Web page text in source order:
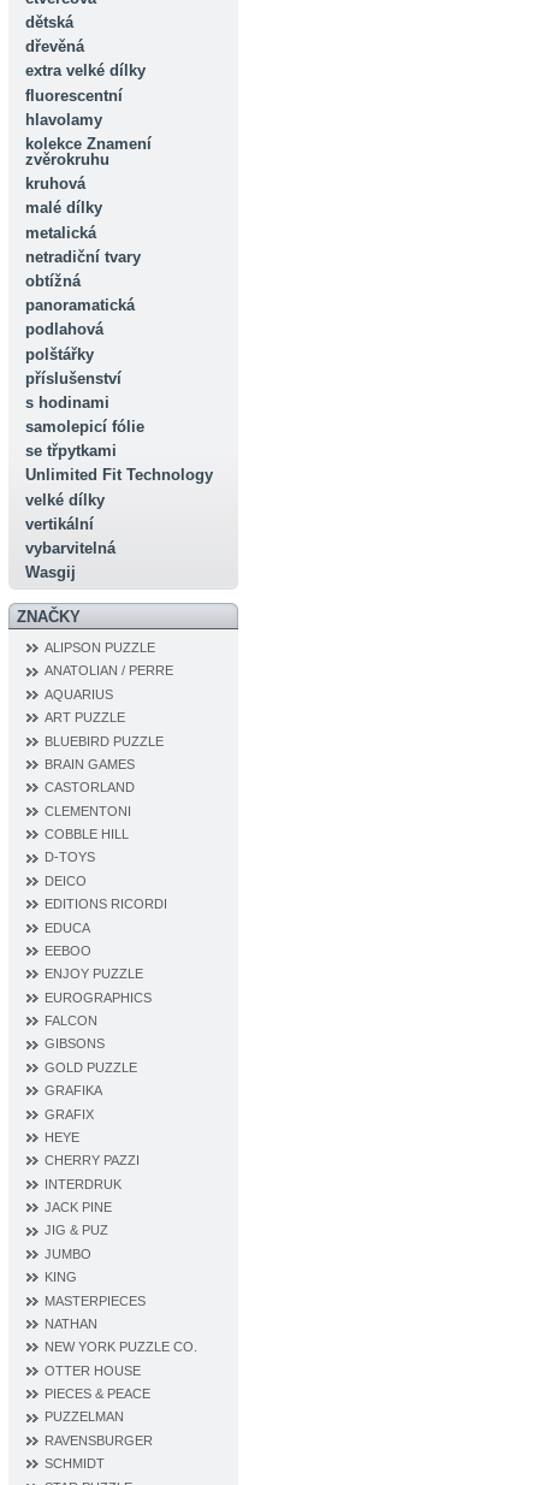
dětská
dřevěná
extra velké dílky
fluorescentní
hlavolamy
kolekce Znamení
zvěrokruhu
kruhová
malé dílky
metalická
netradiční tvary
obtížná
panoramatická
podlahová
polštářky
příslušenství
s hodinami
samolepicí fólie
se třpytkami
Unlimited Fit Technology
velké dílky
vertikální
vybarvitelná
Wasgij
ZNAČKY
ALIPSON PUZZLE
ANATOLIAN / PERRE
AQUARIUS
ART PUZZLE
BLUEBIRD PUZZLE
BRAIN GAMES
CASTORLAND
CLEMENTONI
COBBLE HILL
D‐TOYS
DEICO
EDITIONS RICORDI
EDUCA
EEBOO
ENJOY PUZZLE
EUROGRAPHICS
FALCON
GIBSONS
GOLD PUZZLE
GRAFIKA
GRAFIX
HEYE
CHERRY PAZZI
INTERDRUK
JACK PINE
JIG & PUZ
JUMBO
KING
MASTERPIECES
NATHAN
NEW YORK PUZZLE CO.
OTTER HOUSE
PIECES & PEACE
PUZZELMAN
RAVENSBURGER
SCHMIDT